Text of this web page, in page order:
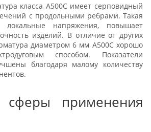
класса А500С имеет серповидный
с продольными ребрами. Такая
локальные напряжения, повышает
изделий. В отличие от других
диаметром 6 мм А500С хорошо
способом. Показатели
благодаря малому количеству
сферы применения